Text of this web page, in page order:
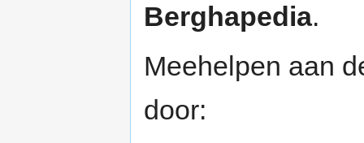
Berghapedia.
Meehelpen aan
door: